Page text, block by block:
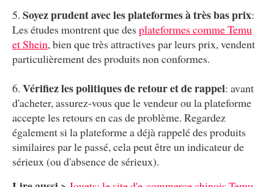
Soyez prudent avec les plateformes à très bas prix:
Les études montrent que desplateformes comme Temu
et Shein, bien que très attractives par leurs prix, vendent
particulièrement des produits non conformes.
Vérifiez les politiques de retour et de rappel: avant
d'acheter, assurez-vous que le vendeur ou la plateforme
accepte les retours en cas de problème. Regardez
également si la plateforme a déjà rappelé des produits
similaires par le passé, cela peut être un indicateur de
sérieux (ou d'absence de sérieux).